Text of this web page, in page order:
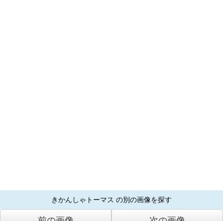
きかんしゃトーマス の別の画像を探す